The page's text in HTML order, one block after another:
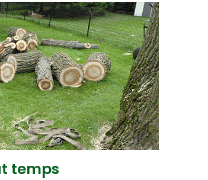
temps